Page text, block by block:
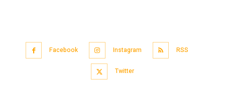
Facebook Instagram RSS
Twitter